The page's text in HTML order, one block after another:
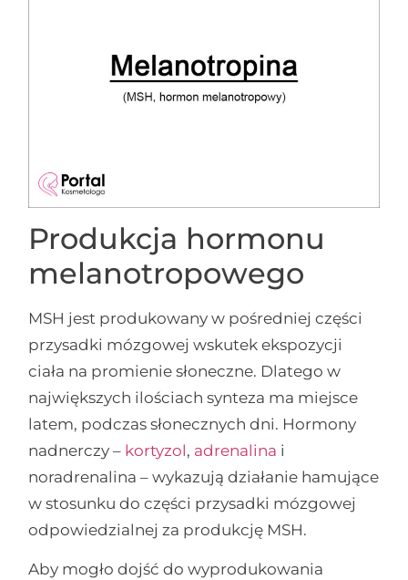
Produkcja hormonu
melanotropowego
MSH jest produkowany w pośredniej części
przysadki mózgowej wskutek ekspozycji
ciała na promienie słoneczne. Dlatego w
największych ilościach synteza ma miejsce
latem, podczas słonecznych dni. Hormony
nadnerczy – kortyzol, adrenalina i
noradrenalina – wykazują działanie hamujące
w stosunku do części przysadki mózgowej
odpowiedzialnej za produkcję MSH.
Aby mogło dojść do wyprodukowania